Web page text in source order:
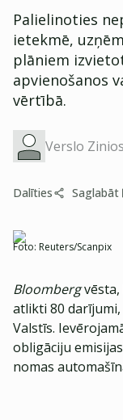
Palielinoties
ietekmē,
plāniem
apvienošanos
vērtībā.
Verslo Zinios
Dalīties Saglabāt
Foto: Reuters/Scanpix
Bloombergvēsta,
atlikti 80
Valstīs.
obligāciju
nomas